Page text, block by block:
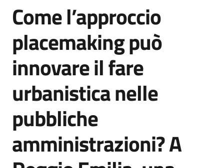
Divulgazione
Norme
e
atti
Seguici
su
Salta al contenuto
Come l’approccio
placemaking può
innovare il fare
urbanistica nelle
pubbliche
amministrazioni? A